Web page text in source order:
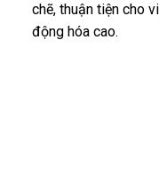
chẽ, thuận tiện cho
động hóa cao.